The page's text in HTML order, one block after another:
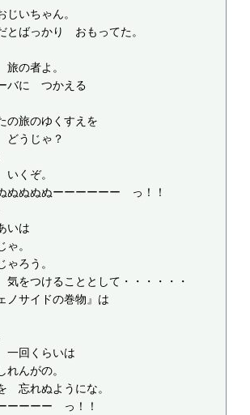
じいちゃん。
とばっかり　おもってた。
旅の者よ。
バに　つかえる
の旅のゆくすえを
どうじゃ？
いくぞ。
ぬぬぬぬーーーーーー　っ！！
いは
ゃ。
ゃろう。
気をつけることとして・・・・・・
ノサイドの巻物』は
一回くらいは
れんがの。
　忘れぬようにな。
ーーーー　っ！！